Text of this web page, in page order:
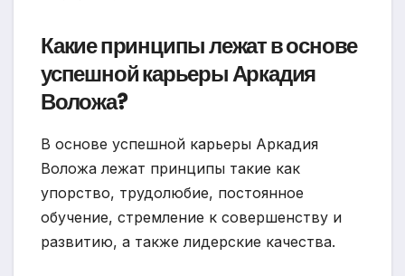
Какие принципы лежат в основе
успешной карьеры Аркадия
Воложа?
В основе успешной карьеры Аркадия
Воложа лежат принципы такие как
упорство, трудолюбие, постоянное
обучение, стремление к совершенству и
развитию, а также лидерские качества.